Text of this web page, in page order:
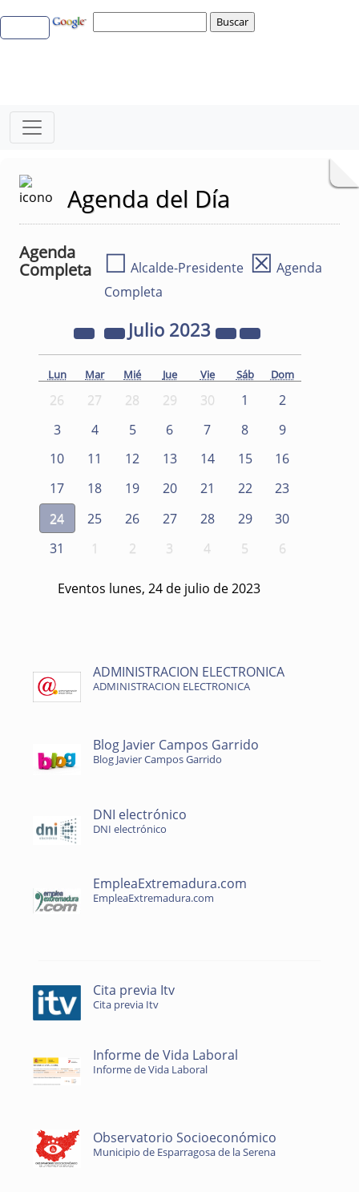
Agenda del Día
Agenda
Completa
☐ Alcalde-Presidente ☒ Agenda
Completa
Julio 2023
Lun Mar Mié Jue Vie Sáb Dom
26 27 28 29 30 1
2
3
4 5 6 7 8
9
10
11 12 13 14 15
16
17
18 19 20 21 22
23
24
25 26 27 28 29
30
31
1 2 3 4 5 6
Eventos lunes, 24 de julio de 2023
ADMINISTRACION ELECTRONICA
ADMINISTRACION ELECTRONICA
Blog Javier Campos Garrido
Blog Javier Campos Garrido
DNI electrónico
DNI electrónico
EmpleaExtremadura.com
EmpleaExtremadura.com
Cita previa Itv
Cita previa Itv
Informe de Vida Laboral
Informe de Vida Laboral
Observatorio Socioeconómico
Municipio de Esparragosa de la Serena